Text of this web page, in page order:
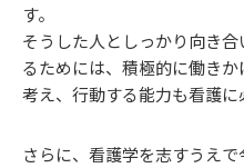
す。
そうした人としっかり向き
るためには、積極的に働き
考え、行動する能力も看護に
さらに、看護学を志すうえ